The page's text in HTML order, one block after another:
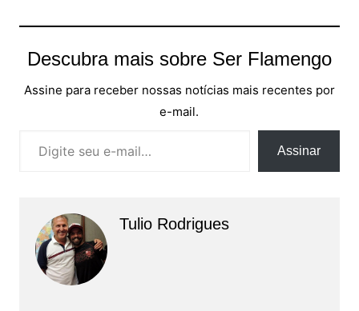
Descubra mais sobre Ser Flamengo
Assine para receber nossas notícias mais recentes por
e-mail.
Assinar
Tulio Rodrigues